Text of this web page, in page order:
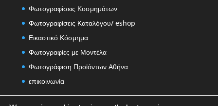
Φωτογραφίσεις Κοσμημάτων
Φωτογραφίσεις Καταλόγου/ eshop
Εικαστικό Κόσμημα
Φωτογραφίες με Μοντέλα
Φωτογράφιση Προϊόντων Αθήνα
επικοινωνία